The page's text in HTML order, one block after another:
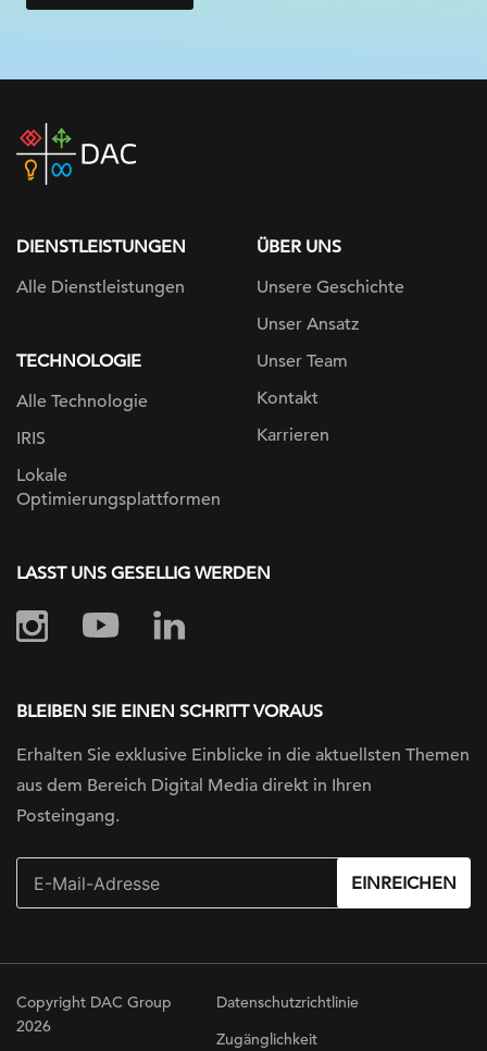
DAC
home
DIENSTLEISTUNGEN
Alle Dienstleistungen
TECHNOLOGIE
Alle Technologie
IRIS
Lokale
Optimierungsplattformen
ÜBER UNS
Unsere Geschichte
Unser Ansatz
Unser Team
Kontakt
Karrieren
LASST UNS GESELLIG WERDEN
BLEIBEN SIE EINEN SCHRITT VORAUS
Erhalten Sie exklusive Einblicke in die aktuellsten Themen
aus dem Bereich Digital Media direkt in Ihren
Posteingang.
EINREICHEN
Copyright DAC Group
2026
Datenschutzrichtlinie
Zugänglichkeit